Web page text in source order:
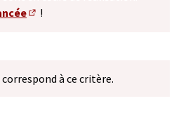
!
à ce critère.